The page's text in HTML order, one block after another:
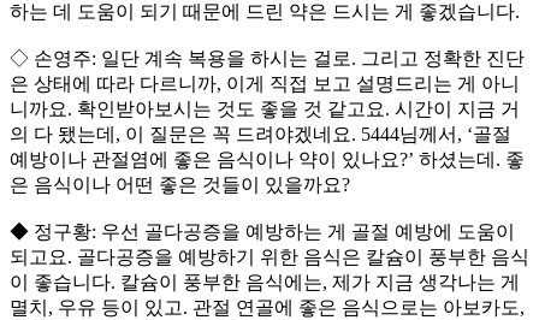
하는 데 도움이 되기 때문에 드린 약은 드시는 게 좋겠습니다.
◇ 손영주: 일단 계속 복용을 하시는 걸로. 그리고 정확한 진단
은 상태에 따라 다르니까, 이게 직접 보고 설명드리는 게 아니
니까요. 확인받아보시는 것도 좋을 것 같고요. 시간이 지금 거
의 다 됐는데, 이 질문은 꼭 드려야겠네요. 5444님께서, ‘골절
예방이나 관절염에 좋은 음식이나 약이 있나요?’ 하셨는데. 좋
은 음식이나 어떤 좋은 것들이 있을까요?
◆ 정구황: 우선 골다공증을 예방하는 게 골절 예방에 도움이
되고요. 골다공증을 예방하기 위한 음식은 칼슘이 풍부한 음식
이 좋습니다. 칼슘이 풍부한 음식에는, 제가 지금 생각나는 게
멸치, 우유 등이 있고. 관절 연골에 좋은 음식으로는 아보카도,